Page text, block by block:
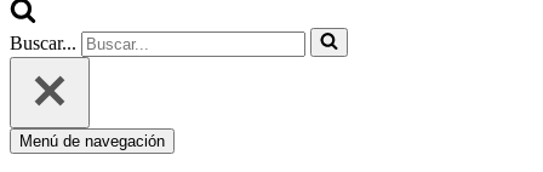
Buscar...
Menú de navegación